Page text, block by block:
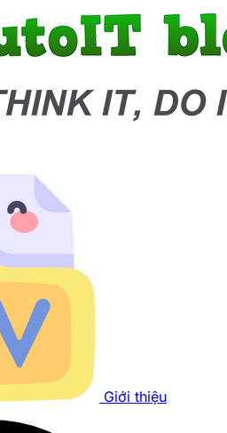
Giới thiệu